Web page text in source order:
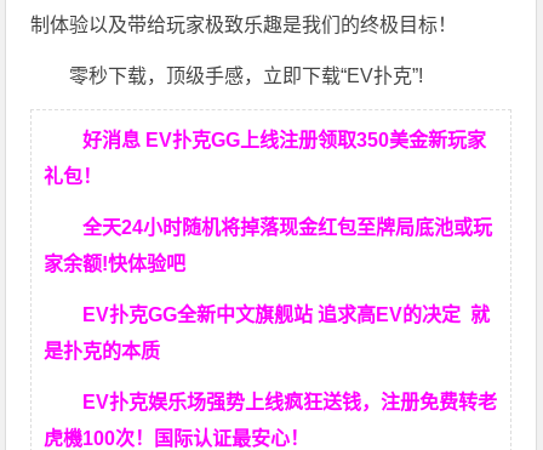
制体验以及带给玩家极致乐趣是我们的终极目标！
零秒下载，顶级手感，立即下载“EV扑克”!
好消息 EV扑克GG上线注册领取350美金新玩家
礼包！
全天24小时随机将掉落现金红包至牌局底池或玩
家余额!快体验吧
EV扑克GG全新中文旗舰站 追求高EV的决定就
是扑克的本质
EV扑克娱乐场强势上线疯狂送钱，注册免费转老
虎機100次！国际认证最安心！